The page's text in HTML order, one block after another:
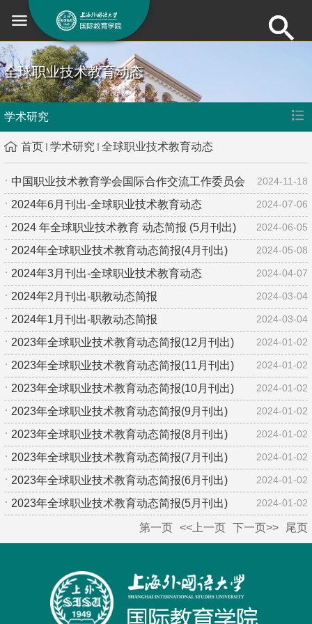
全球职业技术教育动态
学术研究
首页 学术研究 全球职业技术教育动态
中国职业技术教育学会国际合作交流工作委员会 2024-11-18
2024年6月刊出-全球职业技术教育动态 2024-07-06
2024 年全球职业技术教育 动态简报 (5月刊出) 2024-06-05
2024年全球职业技术教育动态简报(4月刊出) 2024-05-08
2024年3月刊出-全球职业技术教育动态 2024-04-07
2024年2月刊出-职教动态简报 2024-03-04
2024年1月刊出-职教动态简报 2024-03-04
2023年全球职业技术教育动态简报(12月刊出) 2024-01-02
2023年全球职业技术教育动态简报(11月刊出) 2024-01-02
2023年全球职业技术教育动态简报(10月刊出) 2024-01-02
2023年全球职业技术教育动态简报(9月刊出) 2024-01-02
2023年全球职业技术教育动态简报(8月刊出) 2024-01-02
2023年全球职业技术教育动态简报(7月刊出) 2024-01-02
2023年全球职业技术教育动态简报(6月刊出) 2024-01-02
2023年全球职业技术教育动态简报(5月刊出) 2024-01-02
第一页 <<上一页 下一页>> 尾页